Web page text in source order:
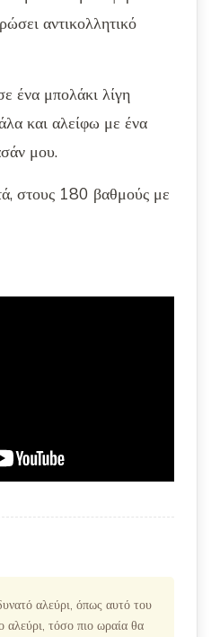
αντικολλητικό
ένα μπολάκι λίγη
και αλείφω με ένα
μου.
στους 180 βαθμούς με
αλεύρι, όπως αυτό του
αλεύρι, τόσο πιο ωραία θα